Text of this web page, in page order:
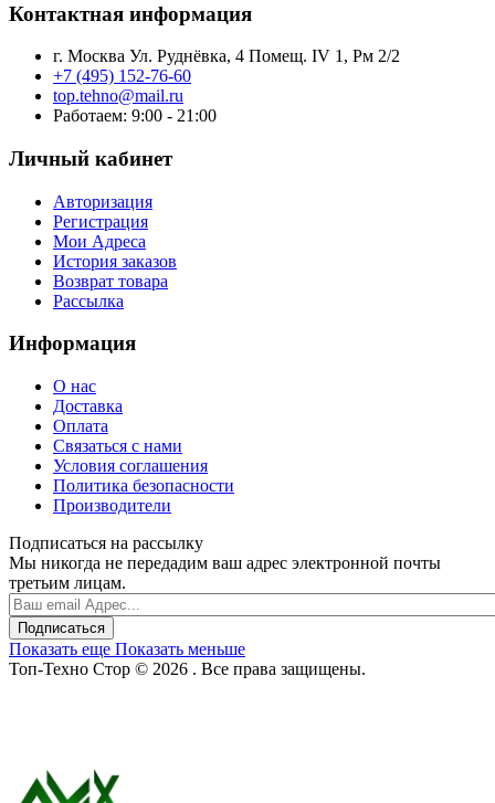
Контактная информация
г. Москва Ул. Руднёвка, 4 Помещ. IV 1, Рм 2/2
+7 (495) 152-76-60
top.tehno@mail.ru
Работаем: 9:00 - 21:00
Личный кабинет
Авторизация
Регистрация
Мои Адреса
История заказов
Возврат товара
Рассылка
Информация
О нас
Доставка
Оплата
Связаться с нами
Условия соглашения
Политика безопасности
Производители
Подписаться на рассылку
Мы никогда не передадим ваш адрес электронной почты
третьим лицам.
Подписаться
Показать еще Показать меньше
Топ-Техно Стор © 2026 . Все права защищены.